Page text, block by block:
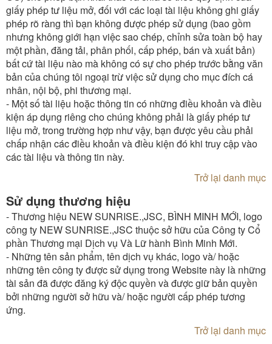
giấy phép tư liệu mở, đối với các loại tài liệu không ghi giấy
phép rõ ràng thì bạn không được phép sử dụng (bao gồm
nhưng không giới hạn việc sao chép, chỉnh sửa toàn bộ hay
một phần, đăng tải, phân phối, cấp phép, bán và xuất bản)
bất cứ tài liệu nào mà không có sự cho phép trước bằng văn
bản của chúng tôi ngoại trừ việc sử dụng cho mục đích cá
nhân, nội bộ, phi thương mại.
- Một số tài liệu hoặc thông tin có những điều khoản và điều
kiện áp dụng riêng cho chúng không phải là giấy phép tư
liệu mở, trong trường hợp như vậy, bạn được yêu cầu phải
chấp nhận các điều khoản và điều kiện đó khi truy cập vào
các tài liệu và thông tin này.
Trở lại danh mục
Sử dụng thương hiệu
- Thương hiệu NEW SUNRISE.,JSC, BÌNH MINH MỚI, logo
công ty NEW SUNRISE.,JSC thuộc sở hữu của Công ty Cổ
phần Thương mại Dịch vụ Và Lữ hành Bình Minh Mới.
- Những tên sản phẩm, tên dịch vụ khác, logo và/ hoặc
những tên công ty được sử dụng trong Website này là những
tài sản đã được đăng ký độc quyền và được giữ bản quyền
bởi những người sở hữu và/ hoặc người cấp phép tương
ứng.
Trở lại danh mục